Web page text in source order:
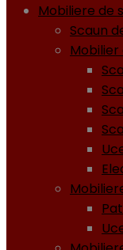
Mobiliere de
Scaun